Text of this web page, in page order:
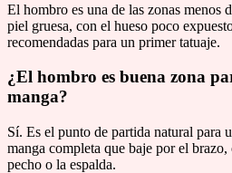
El hombro es una de las zonas menos
piel gruesa, con el hueso poco
recomendadas para un primer tatuaje.
¿El hombro es buena zona
manga?
Sí. Es el punto de partida natural para
manga completa que baje por el
pecho o la espalda.